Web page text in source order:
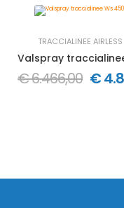
TRACCIALINEE AIRLESS
Valspray
€ 6.466,00 € 4.849,50